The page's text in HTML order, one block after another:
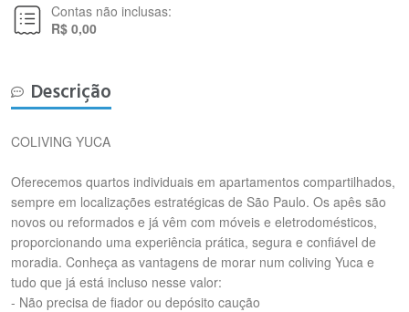
Contas não inclusas:
R$ 0,00
Descrição
COLIVING YUCA
Oferecemos quartos individuais em apartamentos compartilhados,
sempre em localizações estratégicas de São Paulo. Os apês são
novos ou reformados e já vêm com móveis e eletrodomésticos,
proporcionando uma experiência prática, segura e confiável de
moradia. Conheça as vantagens de morar num coliving Yuca e
tudo que já está incluso nesse valor:
- Não precisa de fiador ou depósito caução